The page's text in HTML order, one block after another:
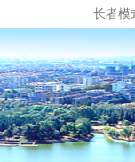
长者模